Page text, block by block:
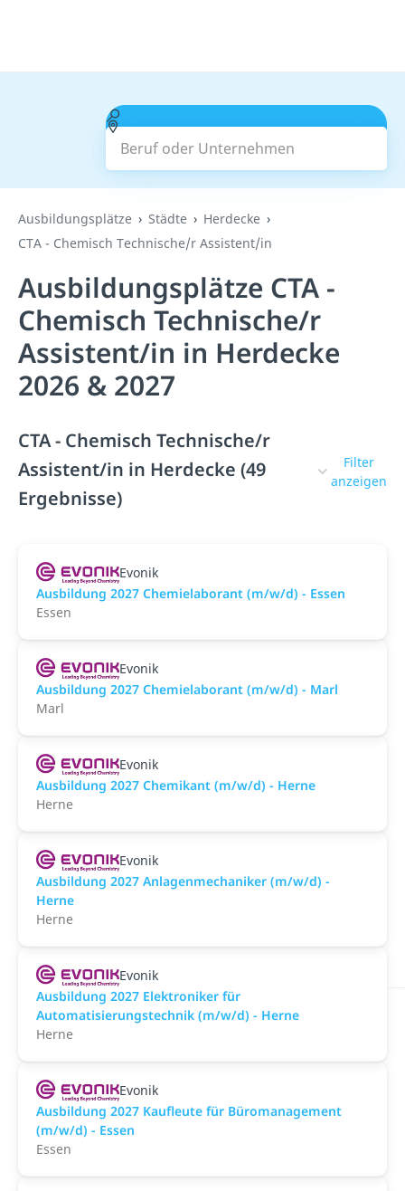
Beruf oder Unternehmen
Suchen
Ausbildungsplätze Städte
Herdecke
CTA - Chemisch Technische/r Assistent/in
Ausbildungsplätze CTA -
Chemisch Technische/r
Assistent/in in Herdecke
2026 & 2027
CTA - Chemisch Technische/r
Assistent/in in Herdecke (49
Ergebnisse)
Filter
anzeigen
Evonik
Ausbildung 2027 Chemielaborant (m/w/d) - Essen
Essen
Evonik
Ausbildung 2027 Chemielaborant (m/w/d) - Marl
Marl
Evonik
Ausbildung 2027 Chemikant (m/w/d) - Herne
Herne
Evonik
Ausbildung 2027 Anlagenmechaniker (m/w/d) -
Herne
Herne
Evonik
Ausbildung 2027 Elektroniker für
Automatisierungstechnik (m/w/d) - Herne
Herne
Evonik
Ausbildung 2027 Kaufleute für Büromanagement
(m/w/d) - Essen
Essen